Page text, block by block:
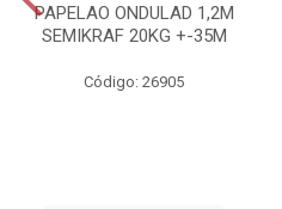
PAPELAO ONDULAD 1,2M
SEMIKRAF 20KG +-35M
Código: 26905